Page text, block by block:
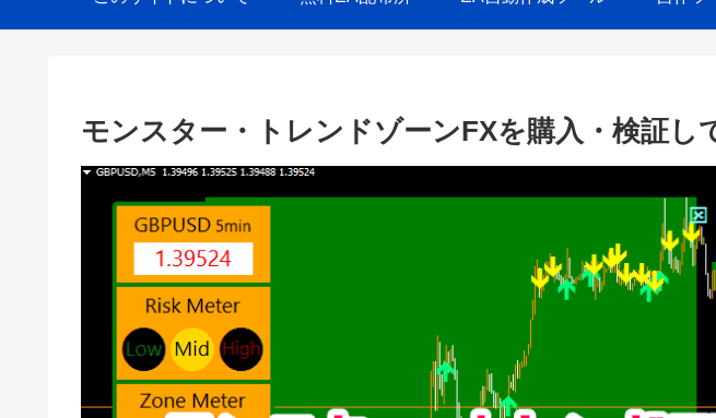
モンスター・トレンドゾーンFXを購入・検証し